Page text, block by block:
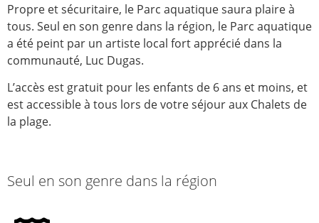
Propre et sécuritaire, le Parc aquatique saura plaire à
tous. Seul en son genre dans la région, le Parc aquatique
a été peint par un artiste local fort apprécié dans la
communauté, Luc Dugas.
L’accès est gratuit pour les enfants de 6 ans et moins, et
est accessible à tous lors de votre séjour aux Chalets de
la plage.
Seul en son genre dans la région